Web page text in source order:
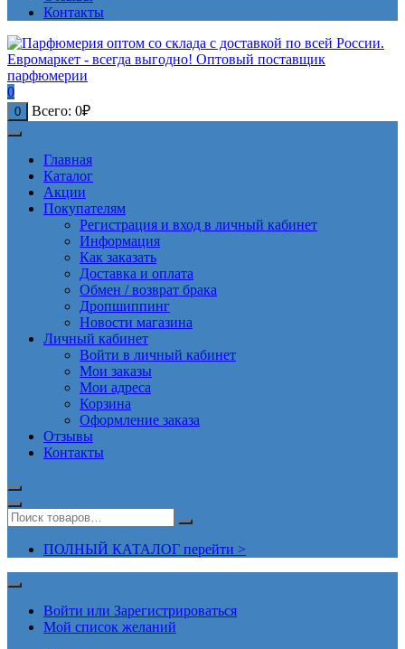
Контакты
0
0 Всего: 0₽
Главная
Каталог
Акции
Покупателям
Регистрация и вход в личный кабинет
Информация
Как заказать
Доставка и оплата
Обмен / возврат брака
Дропшиппинг
Новости магазина
Личный кабинет
Войти в личный кабинет
Мои заказы
Мои адреса
Корзина
Оформление заказа
Отзывы
Контакты
ПОЛНЫЙ КАТАЛОГ перейти >
Войти или Зарегистрироваться
Мой список желаний